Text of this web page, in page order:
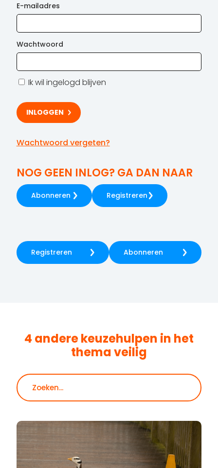
E-mailadres
Wachtwoord
Ik wil ingelogd blijven
Wachtwoord vergeten?
NOG GEEN INLOG? GA DAN NAAR
Abonneren Registreren
Registreren Abonneren
4 andere keuzehulpen in het
themaveilig